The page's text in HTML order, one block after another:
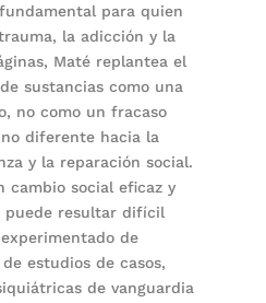
para quien
la adicción y la
Maté replantea el
sustancias como una
no como un fracaso
diferente hacia la
y la reparación social.
cambio social eficaz y
puede resultar difícil
de
estudios de casos,
de vanguardia